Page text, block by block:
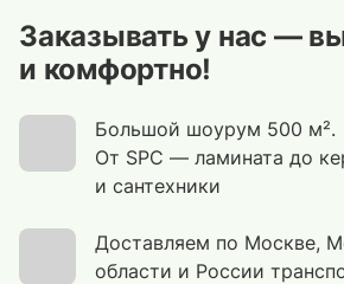
Заказывать у нас —
и комфортно!
Большой шоурум 500 м².
От SPC — ламината до
и сантехники
Доставляем по Москве,
области и России